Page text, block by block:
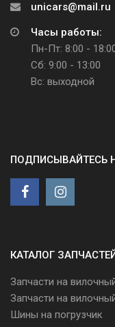
unicars@mail.ru
Часы работы:
Пн-Пт: 8:00 -
Сб: 9:00 - 13:00
Вс: выходной
ПОДПИСЫВАЙТЕСЬ
КАТАЛОГ ЗАПЧАСТЕЙ
Запчасти на
Запчасти на
Шины на погрузчик